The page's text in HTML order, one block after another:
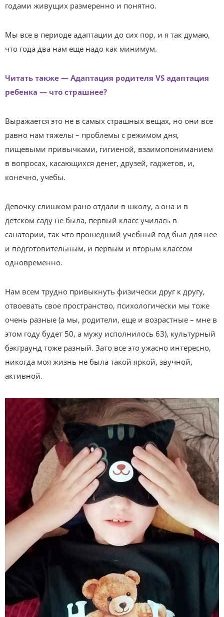
годами живущих размеренно и понятно.
Мы все в периоде адаптации до сих пор, и я так думаю,
что года два нам еще надо как минимум.
Читать также — Адаптация родителя VS адаптация
ребенка — что страшнее?
Выражается это не в самых страшных вещах, но они все
равно нам тяжелы – проблемы с режимом дня,
пищевыми привычками, гигиеной, взаимопониманием
в вопросах, касающихся денег, друзей, гаджетов, и,
конечно, учебы.
Девочку слишком рано отдали в школу, а она и в
детском саду не была, первый класс училась в
санатории, так что прошедший учебный год был для нее
и подготовительным, и первым и вторым классом
одновременно.
Нам всем трудно привыкнуть физически друг к другу,
отвоевать свое пространство, психологически мы тоже
очень разные (а мы, родители, еще и возрастные – мне в
этом году будет 50, а мужу исполнилось 63), культурный
бэкграунд тоже разный. Зато все это ужасно интересно,
никогда моя жизнь не была такой яркой, звучной,
активной.